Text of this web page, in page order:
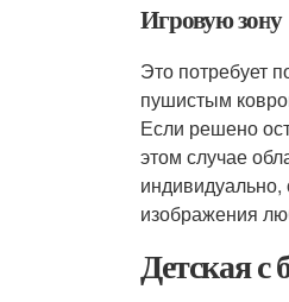
Игровую зону
Это потребует
пушистым
Если решено
этом случае
изображения
Детская